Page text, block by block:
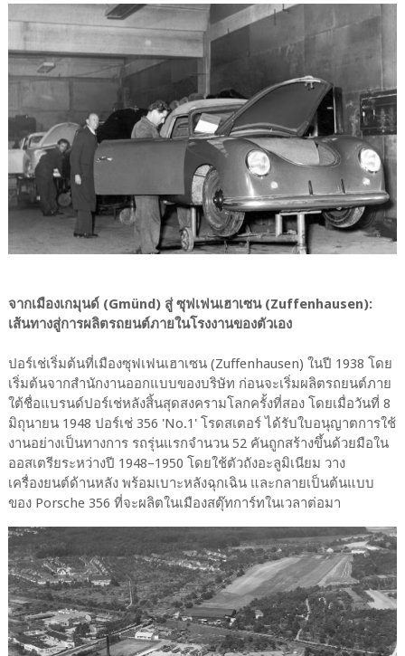
จากเมืองเกมุนด์ (Gmünd) สู่ ซุฟเฟนเฮาเซน (Zuffenhausen):
เส้นทางสู่การผลิตรถยนต์ภายในโรงงานของตัวเอง
ปอร์เช่เริ่มต้นที่เมืองซุฟเฟนเฮาเซน (Zuffenhausen) ในปี 1938 โดย
เริ่มต้นจากสำนักงานออกแบบของบริษัท ก่อนจะเริ่มผลิตรถยนต์ภาย
ใต้ชื่อแบรนด์ปอร์เช่หลังสิ้นสุดสงครามโลกครั้งที่สอง โดยเมื่อวันที่ 8
มิถุนายน 1948 ปอร์เช่ 356 'No.1' โรดสเตอร์ ได้รับใบอนุญาตการใช้
งานอย่างเป็นทางการ รถรุ่นแรกจำนวน 52 คันถูกสร้างขึ้นด้วยมือใน
ออสเตรียระหว่างปี 1948–1950 โดยใช้ตัวถังอะลูมิเนียม วาง
เครื่องยนต์ด้านหลัง พร้อมเบาะหลังฉุกเฉิน และกลายเป็นต้นแบบ
ของ Porsche 356 ที่จะผลิตในเมืองสตุ๊ทการ์ทในเวลาต่อมา